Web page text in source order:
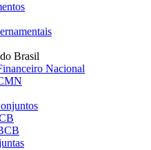
Brasil
Nacional